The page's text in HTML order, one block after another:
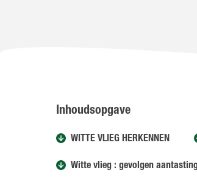
Inhoudsopgave
WITTE VLIEG HERKENNEN
Witte vlieg : gevolgen aantasting